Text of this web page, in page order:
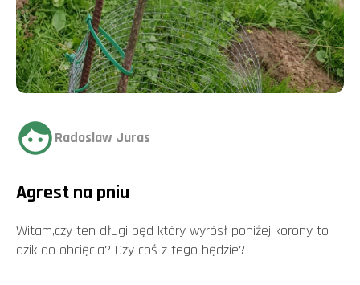
Radoslaw Juras
Agrest na pniu
Witam,czy ten długi pęd który wyrósł poniżej korony to
dzik do obcięcia? Czy coś z tego będzie?